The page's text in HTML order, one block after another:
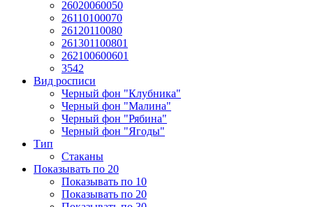
26020060050
26110100070
26120110080
261301100801
262100600601
3542
Вид росписи
Черный фон "Клубника"
Черный фон "Малина"
Черный фон "Рябина"
Черный фон "Ягоды"
Тип
Стаканы
Показывать по 20
Показывать по 10
Показывать по 20